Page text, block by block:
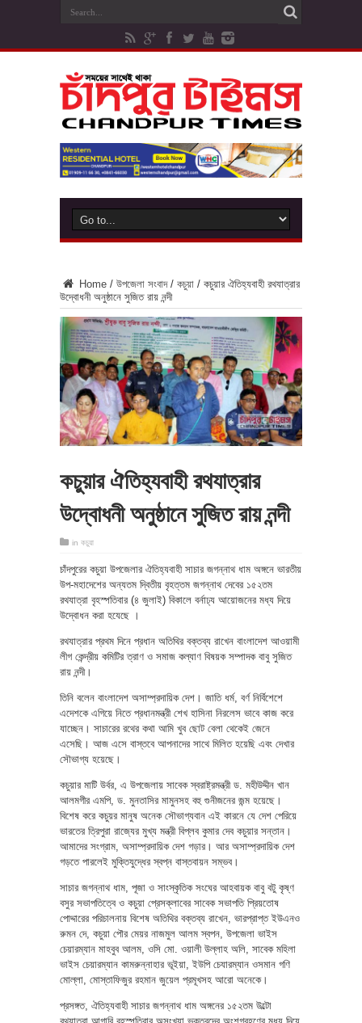
Home / উপজেলা সংবাদ / কচুয়া / কচুয়ার ঐতিহ্যবাহী রথযাত্রার
উদ্বোধনী অনুষ্ঠানে সুজিত রায় নন্দী
কচুয়ার ঐতিহ্যবাহী রথযাত্রার
উদ্বোধনী অনুষ্ঠানে সুজিত রায় নন্দী
in কচুয়া
চাঁদপুরের কচুয়া উপজেলার ঐতিহ্যবাহী সাচার জগন্নাথ ধাম অঙ্গনে ভারতীয়
উপ-মহাদেশের অন্যতম দ্বিতীয় বৃহত্তম জগন্নাথ দেবের ১৫২তম
রথযাত্রা বৃহস্পতিবার (৪ জুলাই) বিকালে বর্নাঢ্য আয়োজনের মধ্য দিয়ে
উদ্বোধন করা হযেছে ।
রথযাত্রার প্রথম দিনে প্রধান অতিথির বক্তব্য রাখেন বাংলাদেশ আওয়ামী
লীগ কেন্দ্রীয় কমিটির ত্রাণ ও সমাজ কল্যাণ বিষয়ক সম্পাদক বাবু সুজিত
রায় নন্দী।
তিনি বলেন বাংলাদেশ অসাম্প্রদায়িক দেশ। জাতি ধর্ম, বর্ণ নির্বিশেশে
এদেশকে এগিয়ে নিতে প্রধানমন্ত্রী শেখ হাসিনা নিরলেস ভাবে কাজ করে
যাচ্ছেন। সাচারের রথের কথা আমি খুব ছোট বেলা থেকেই জেনে
এসেছি। আজ এসে বাস্তবে আপনাদের সাথে মিলিত হয়েছি এবং দেখার
সৌভাগ্য হয়েছে।
কচুয়ার মাটি উর্বর, এ উপজেলায় সাবেক স্বরাষ্ট্রমন্ত্রী ড. মহীউদ্দীন খান
আলমগীর এমপি, ড. মুনতাসির মামুনসহ বহু গুনীজনের জন্ম হয়েছে।
বিশেষ করে কচুয়র মানুষ অনেক সৌভাগ্যবান এই কারনে যে দেশ পেরিয়ে
ভারতের ত্রিপুরা রাজ্যের মুখ্য মন্ত্রী বিপ্লব কুমার দেব কচুয়ার সন্তান।
আমাদের সংগ্রাম, অসাম্প্রদায়িক দেশ গড়ার। আর অসাম্প্রদায়িক দেশ
গড়তে পারলেই মুক্তিযুদ্ধের স্বপ্ন বাস্তবায়ন সম্ভব।
সাচার জগন্নাথ ধাম, পূজা ও সাংস্কৃতিক সংঘের আহবায়ক বাবু বটু কৃষ্ণ
বসুর সভাপতিত্বে ও কচুয়া প্রেসক্লাবের সাবেক সভাপতি প্রিয়তোষ
পোদ্দারের পরিচালনায় বিশেষ অতিথির বক্তব্য রাখেন, ভারপ্রাপ্ত ইউএনও
রুমন দে, কচুয়া পৌর মেয়র নাজমুল আলম স্বপন, উপজেলা ভাইস
চেয়ারম্যান মাহবুব আলম, ওসি মো. ওয়ালী উল্লাহ অলি, সাবেক মহিলা
ভাইস চেয়ারম্যান কামরুন্নাহার ভূইয়া, ইউপি চেযারম্যান ওসমান গণি
মোল্লা, মোস্তাফিজুর রহমান জুয়েল প্রমূখসহ আরো অনেকে।
প্রসঙ্গত, ঐতিহ্যবাহী সাচার জগন্নাথ ধাম অঙ্গনের ১৫২তম উল্টো